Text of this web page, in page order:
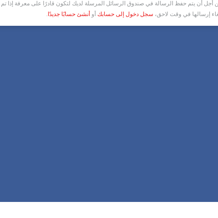
أجل أن يتم حفظ الرسالة في صندوق الرسائل المرسلة لديك لتكون قادرًا على معرفة إذا تم
إرسالها في وقت لاحق، سجل دخول إلى حسابك أو أنشئ حسابًا جديدًا .